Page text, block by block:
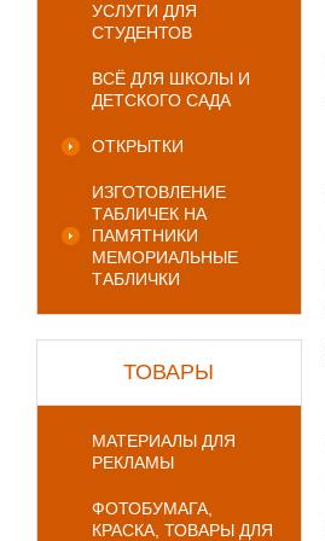
УСЛУГИ ДЛЯ
СТУДЕНТОВ
ВСЁ ДЛЯ ШКОЛЫ И
ДЕТСКОГО САДА
ОТКРЫТКИ
ИЗГОТОВЛЕНИЕ
ТАБЛИЧЕК НА
ПАМЯТНИКИ
МЕМОРИАЛЬНЫЕ
ТАБЛИЧКИ
ТОВАРЫ
МАТЕРИАЛЫ ДЛЯ
РЕКЛАМЫ
ФОТОБУМАГА,
КРАСКА, ТОВАРЫ ДЛЯ